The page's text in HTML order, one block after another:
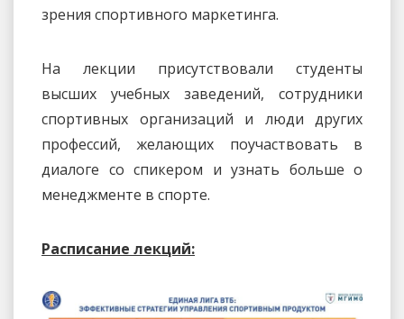
зрения спортивного маркетинга.
На лекции присутствовали студенты
высших учебных заведений, сотрудники
спортивных организаций и люди других
профессий, желающих поучаствовать в
диалоге со спикером и узнать больше о
менеджменте в спорте.
Расписание лекций: